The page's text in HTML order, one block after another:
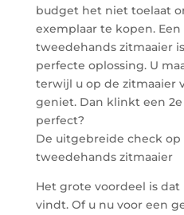
budget het niet toelaat
exemplaar te kopen.
tweedehands zitmaaier
perfecte oplossing. U
terwijl u op de zitmaaier
geniet. Dan klinkt een
perfect?
De uitgebreide check
tweedehands zitmaaier
Het grote voordeel is
vindt. Of u nu voor een